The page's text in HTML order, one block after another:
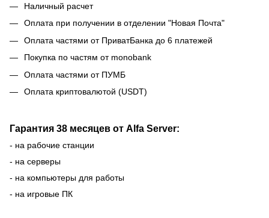
Наличный расчет
Оплата при получении в отделении "Новая Почта"
Оплата частями от ПриватБанка до 6 платежей
Покупка по частям от monobank
Оплата частями от ПУМБ
Оплата криптовалютой (USDT)
Гарантия 38 месяцев от Alfa Server:
- на рабочие станции
- на серверы
- на компьютеры для работы
- на игровые ПК